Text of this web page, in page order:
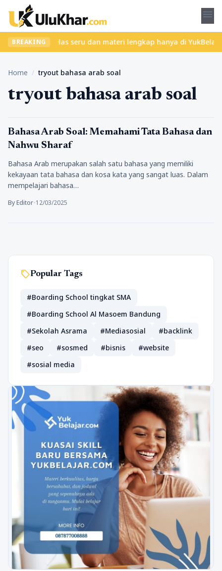
menu
BREAKINGkelas seru dan materi lengkap hanya di
Home / tryout bahasa arab soal
tryout bahasa arab soal
Pendidikan
Bahasa Arab Soal: Memahami Tata Bahasa dan
Nahwu Sharaf
Bahasa Arab merupakan salah satu bahasa yang memiliki
kekayaan tata bahasa dan kosa kata yang sangat luas. Dalam
mempelajari bahasa…
By Editor•12/03/2025
sellPopular Tags
#Boarding School tingkat SMA
#Boarding School Al Masoem Bandung
#Sekolah Asrama
#Mediasosial
#backlink
#seo
#sosmed #bisnis
#website
#sosial media